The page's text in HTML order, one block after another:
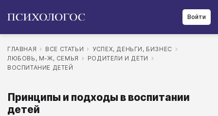
Войти
ГЛАВНАЯ ВСЕ СТАТЬИ
УСПЕХ, ДЕНЬГИ, БИЗНЕС
ЛЮБОВЬ, М-Ж, СЕМЬЯ
РОДИТЕЛИ И ДЕТИ
ВОСПИТАНИЕ ДЕТЕЙ
Принципы и подходы в воспитании
детей